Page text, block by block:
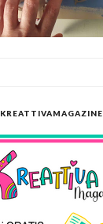
KREATTIVAMAGAZINE